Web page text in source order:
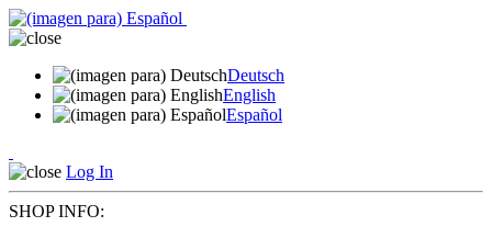
Deutsch
English
Español
Log In
SHOP INFO: